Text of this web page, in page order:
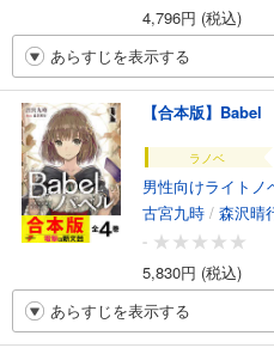
4,796円 (税込)
あらすじを表示する
【合本版】Babel
ラノベ
男性向けライトノ
古宮九時 / 森沢晴
-
5,830円 (税込)
あらすじを表示する